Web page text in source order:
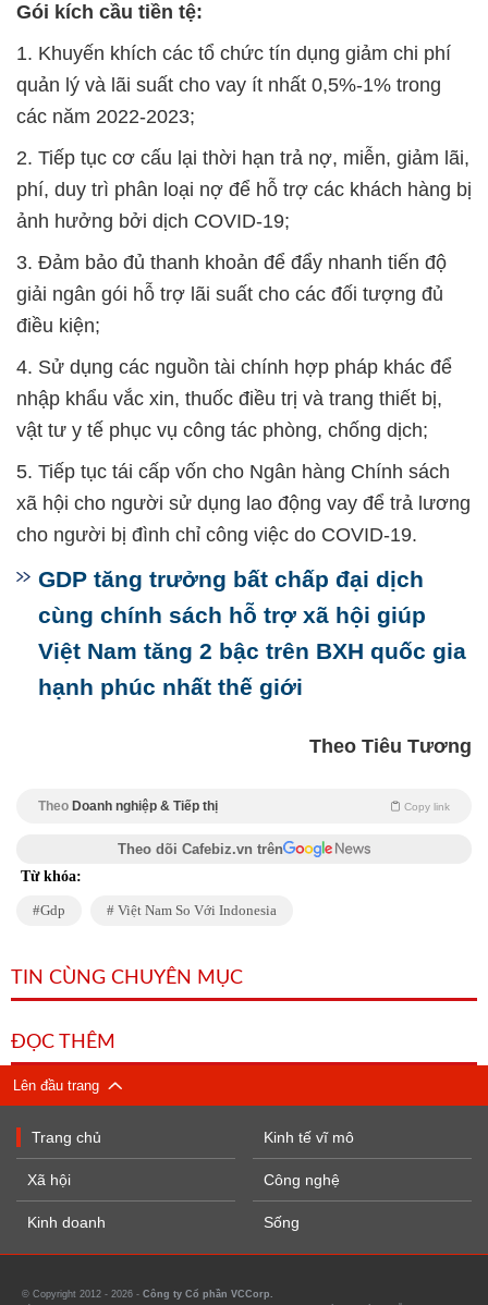
Gói kích cầu tiền tệ:
1. Khuyến khích các tổ chức tín dụng giảm chi phí
quản lý và lãi suất cho vay ít nhất 0,5%-1% trong
các năm 2022-2023;
2. Tiếp tục cơ cấu lại thời hạn trả nợ, miễn, giảm lãi,
phí, duy trì phân loại nợ để hỗ trợ các khách hàng bị
ảnh hưởng bởi dịch COVID-19;
3. Đảm bảo đủ thanh khoản để đẩy nhanh tiến độ
giải ngân gói hỗ trợ lãi suất cho các đối tượng đủ
điều kiện;
4. Sử dụng các nguồn tài chính hợp pháp khác để
nhập khẩu vắc xin, thuốc điều trị và trang thiết bị,
vật tư y tế phục vụ công tác phòng, chống dịch;
5. Tiếp tục tái cấp vốn cho Ngân hàng Chính sách
xã hội cho người sử dụng lao động vay để trả lương
cho người bị đình chỉ công việc do COVID-19.
GDP tăng trưởng bất chấp đại dịch
cùng chính sách hỗ trợ xã hội giúp
Việt Nam tăng 2 bậc trên BXH quốc gia
hạnh phúc nhất thế giới
Theo Tiêu Tương
Theo Doanh nghiệp & Tiếp thị Copy link
Theo dõi Cafebiz.vn trên
Từ khóa:
Gdp Việt Nam So Với Indonesia
TIN CÙNG CHUYÊN MỤC
ĐỌC THÊM
Lên đầu trang
Trang chủ
Xã hội
Kinh doanh
Kinh tế vĩ mô
Công nghệ
Sống
© Copyright 2012 - 2026 - Công ty Cổ phần VCCorp.